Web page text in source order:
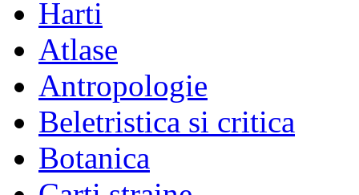
Harti
Atlase
Antropologie
Beletristica si critica
Botanica